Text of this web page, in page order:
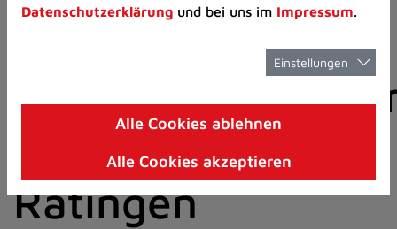
Zur
8)
I)
der Stadt
Ratingen
Datenschutzerklärung und bei uns im Impressum.
Einstellungen
Alle Cookies ablehnen
Alle Cookies akzeptieren